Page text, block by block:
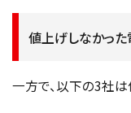
値上げしなかっ
一方で、以下の3社